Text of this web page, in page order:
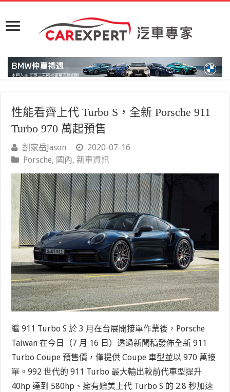
性能看齊上代 Turbo S，全新 Porsche 911
Turbo 970 萬起預售
劉家岳Jason
2020-07-16
Porsche, 國內,新車資訊
繼 911 Turbo S 於 3 月在台展開接單作業後，Porsche
Taiwan 在今日（7 月 16 日）透過新聞稿發佈全新 911
Turbo Coupe 預售價，僅提供 Coupe 車型並以 970 萬接
單。992 世代的 911 Turbo 最大輸出較前代車型提升
40hp 達到 580hp、擁有媲美上代 Turbo S 的 2.8 秒加速